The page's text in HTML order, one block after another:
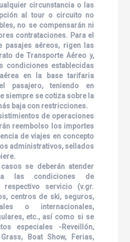
circunstancia o las
al tour o circuito no
no se compensarán ni
contrataciones. Para el
pasajes aéreos, rigen las
de Transporte Aéreo y,
condiciones establecidas
en la base tarifaria
pasajero, teniendo en
siempre se cotiza sobre la
baja con restricciones.
de operaciones
reembolso los importes
de viajes en concepto
administrativos, sellados
se deberán atender
a las condiciones de
respectivo servicio (v.gr.
centros de ski, seguros,
o internacionales,
etc., así como si se
especiales -Reveillón,
Boat Show, Ferias,